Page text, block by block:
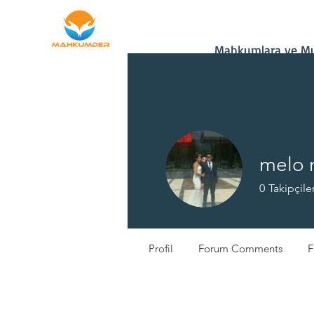
Mahkumlara ve
melo
0
Profil Forum Comments